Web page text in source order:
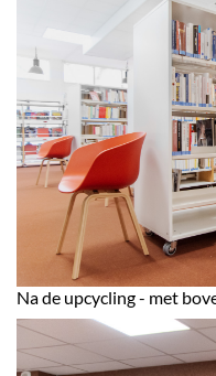
Na de upcycling - met